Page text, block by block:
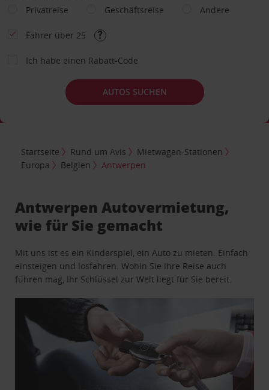
Privatreise
Geschäftsreise Andere
Fahrer über 25
Ich habe einen Rabatt-Code
AUTOS SUCHEN
Startseite Rund um Avis
Mietwagen-Stationen
Europa
Belgien Antwerpen
Antwerpen Autovermietung,
wie für Sie gemacht
Mit uns ist es ein Kinderspiel, ein Auto zu mieten. Einfach
einsteigen und losfahren. Wohin Sie Ihre Reise auch
führen mag, Ihr Schlüssel zur Welt liegt für Sie bereit.